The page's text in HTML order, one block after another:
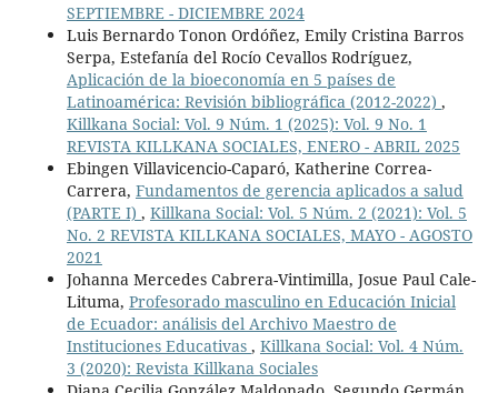
SEPTIEMBRE - DICIEMBRE 2024
Luis Bernardo Tonon Ordóñez, Emily Cristina Barros
Serpa, Estefanía del Rocío Cevallos Rodríguez,
Aplicación de la bioeconomía en 5 países de
Latinoamérica: Revisión bibliográfica (2012-2022) ,
Killkana Social: Vol. 9 Núm. 1 (2025): Vol. 9 No. 1
REVISTA KILLKANA SOCIALES, ENERO - ABRIL 2025
Ebingen Villavicencio-Caparó, Katherine Correa-
Carrera, Fundamentos de gerencia aplicados a salud
(PARTE I) , Killkana Social: Vol. 5 Núm. 2 (2021): Vol. 5
No. 2 REVISTA KILLKANA SOCIALES, MAYO - AGOSTO
2021
Johanna Mercedes Cabrera-Vintimilla, Josue Paul Cale-
Lituma, Profesorado masculino en Educación Inicial
de Ecuador: análisis del Archivo Maestro de
Instituciones Educativas , Killkana Social: Vol. 4 Núm.
3 (2020): Revista Killkana Sociales